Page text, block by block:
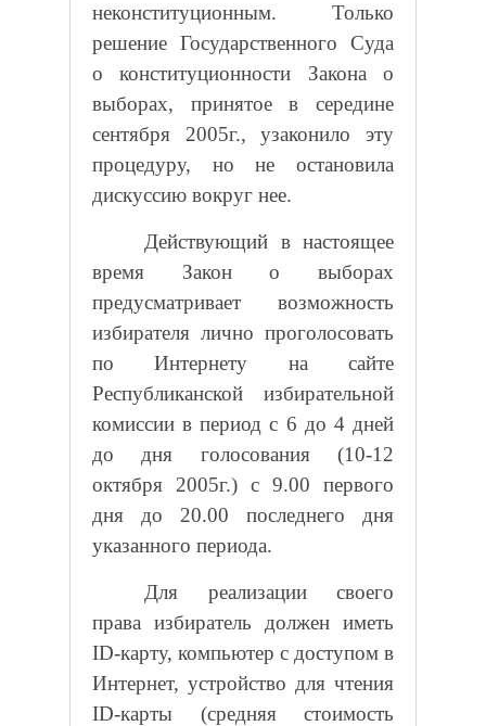
неконституционным. Только
решение Государственного Суда
о конституционности Закона о
выборах, принятое в середине
сентября 2005г., узаконило эту
процедуру, но не остановила
дискуссию вокруг нее.
Действующий в настоящее
время Закон о выборах
предусматривает возможность
избирателя лично проголосовать
по Интернету на сайте
Республиканской избирательной
комиссии в период с 6 до 4 дней
до дня голосования (10-12
октября 2005г.) с 9.00 первого
дня до 20.00 последнего дня
указанного периода.
Для реализации своего
права избиратель должен иметь
ID-карту, компьютер с доступом в
Интернет, устройство для чтения
ID-карты (средняя стоимость